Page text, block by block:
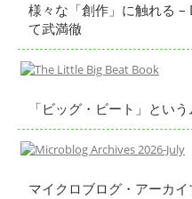
様々な「創作」に触れる
て武満徹
「ビッグ・ビート」とい
マイクロブログ・アーカ